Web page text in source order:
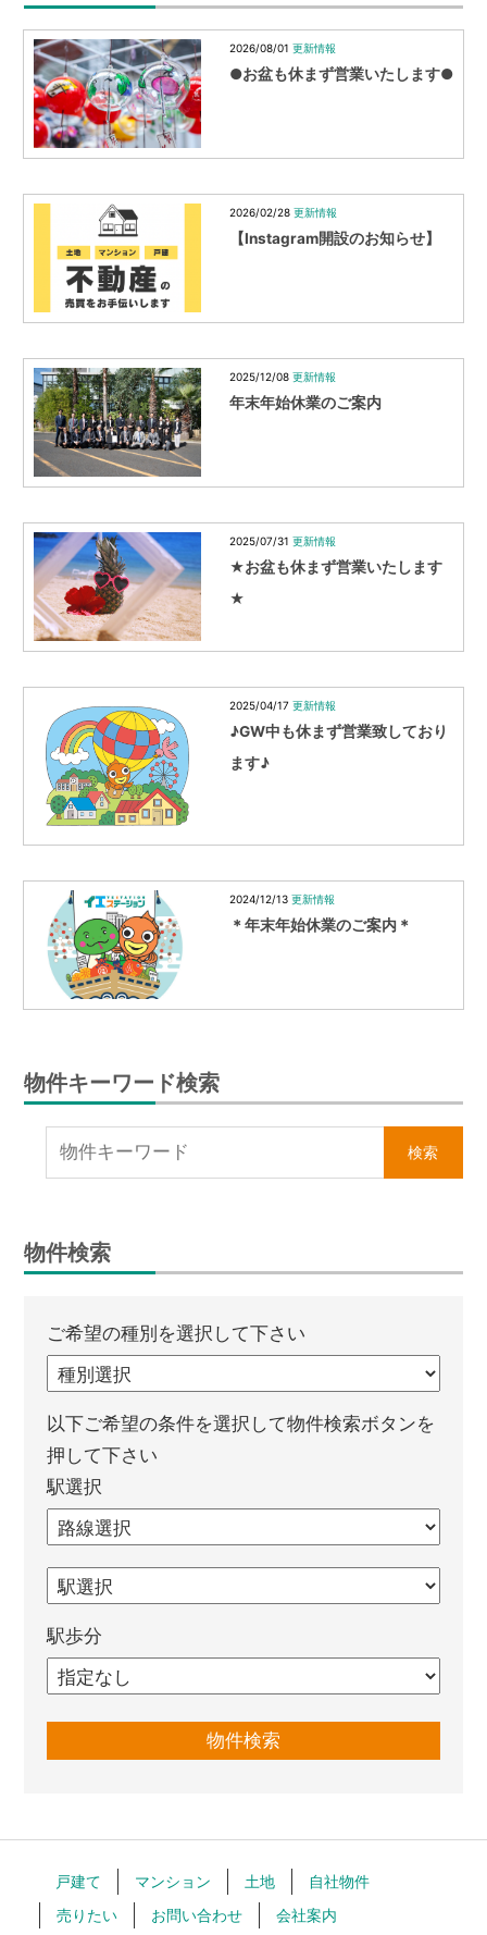
ョ
ン
2026/08/01 更新情報
●お盆も休まず営業いたします●
2026/02/28 更新情報
【Instagram開設のお知らせ】
2025/12/08 更新情報
年末年始休業のご案内
2025/07/31 更新情報
★お盆も休まず営業いたします
★
2025/04/17 更新情報
♪GW中も休まず営業致しており
ます♪
2024/12/13 更新情報
＊年末年始休業のご案内＊
物件キーワード検索
物件検索
ご希望の種別を選択して下さい
以下ご希望の条件を選択して物件検索ボタンを
押して下さい
駅選択
駅歩分
戸建て マンション 土地
自社物件
売りたい
お問い合わせ 会社案内